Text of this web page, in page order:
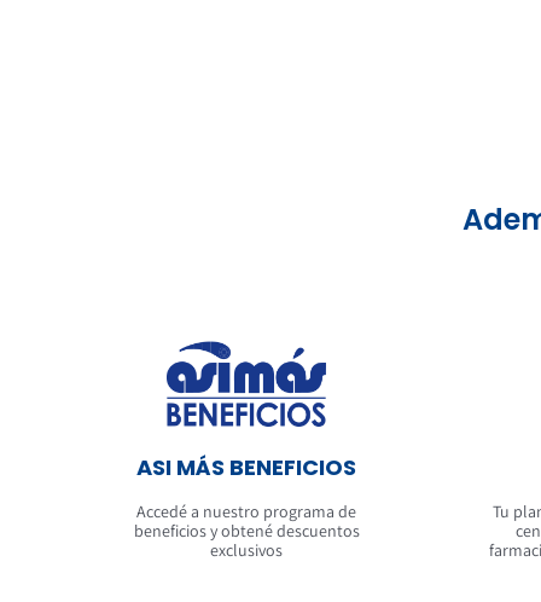
ASI MÁS BENEFICIOS
Accedé a nuestro programa de
beneficios y obtené descuentos
exclusivos
Tu